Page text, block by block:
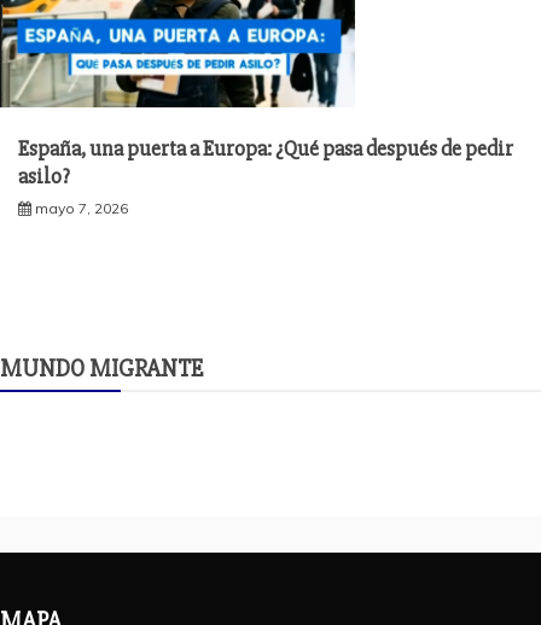
España, una puerta a Europa: ¿Qué pasa después de pedir
asilo?
mayo 7, 2026
MUNDO MIGRANTE